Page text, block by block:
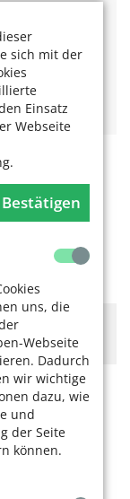
sich mit der
Einsatz
Webseite
Bestätigen
uns, die
Webseite
Dadurch
wir wichtige
dazu, wie
und
der Seite
können.
gegen
,
Meldung.